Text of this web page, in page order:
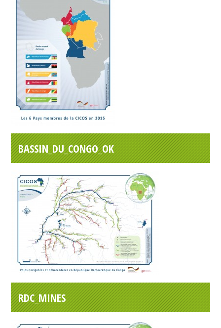
BASSIN_DU_CONGO_OK
RDC_MINES